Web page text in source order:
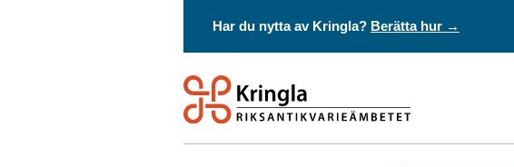
Har du nytta av Kringla? Berätta hur →